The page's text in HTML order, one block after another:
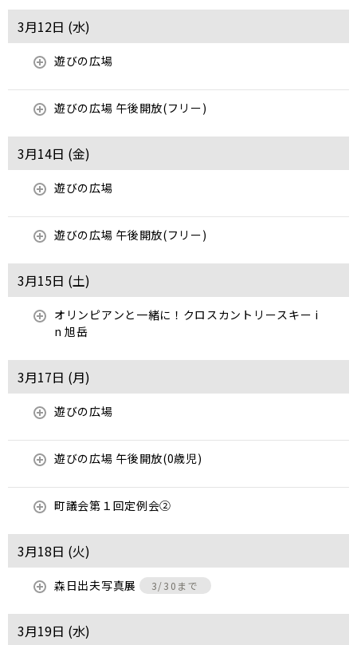
3月12日 (水)
遊びの広場
遊びの広場 午後開放(フリー)
3月14日 (金)
遊びの広場
遊びの広場 午後開放(フリー)
3月15日 (土)
オリンピアンと一緒に！クロスカントリースキー i
n 旭岳
3月17日 (月)
遊びの広場
遊びの広場 午後開放(0歳児)
町議会第１回定例会②
3月18日 (火)
森日出夫写真展 3/30まで
3月19日 (水)